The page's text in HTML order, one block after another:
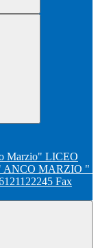
LICEO
ANCO MARZIO "
Fax